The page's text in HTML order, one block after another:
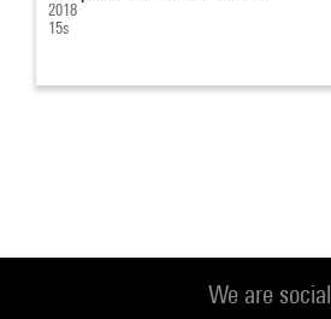
2018
15s
We are social